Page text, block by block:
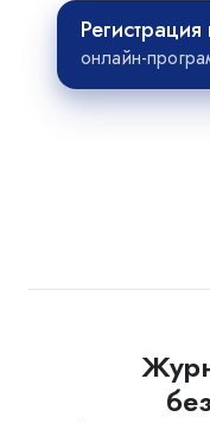
Регистрация
онлайн-
Регистрация